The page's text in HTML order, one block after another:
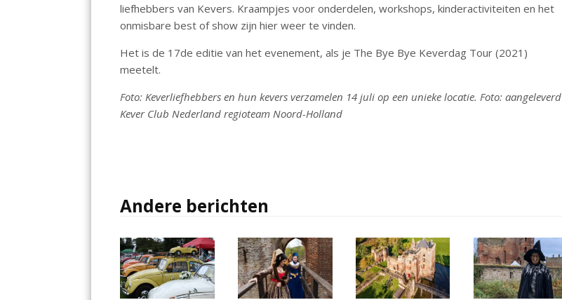
liefhebbers van Kevers. Kraampjes voor onderdelen, workshops, kinderactiviteiten en het
onmisbare best of show zijn hier weer te vinden.
Het is de 17de editie van het evenement, als je The Bye Bye Keverdag Tour (2021)
meetelt.
Foto: Keverliefhebbers en hun kevers verzamelen 14 juli op een unieke locatie. Foto: aangeleverd
Kever Club Nederland regioteam Noord-Holland
Andere berichten